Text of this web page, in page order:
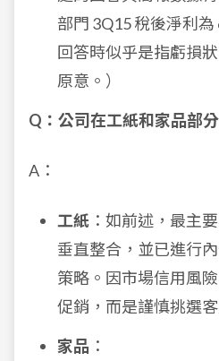
部門 3Q15 稅後淨利
回答時似乎是指虧損
原意。）
Q：公司在工紙和家品部
A：
工紙 ：如前述，最主
垂直整合，並已進行
策略。因市場信用風
促銷，而是謹慎挑選客
家品 ：